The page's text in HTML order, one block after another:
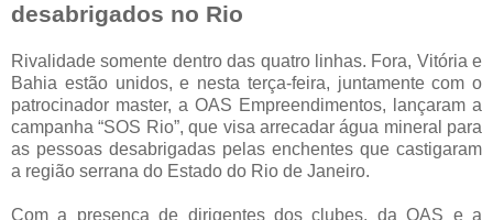
desabrigados no Rio
Rivalidade somente dentro das quatro linhas. Fora, Vitória e
Bahia estão unidos, e nesta terça-feira, juntamente com o
patrocinador master, a OAS Empreendimentos, lançaram a
campanha “SOS Rio”, que visa arrecadar água mineral para
as pessoas desabrigadas pelas enchentes que castigaram
a região serrana do Estado do Rio de Janeiro.
Com a presença de dirigentes dos clubes, da OAS e a